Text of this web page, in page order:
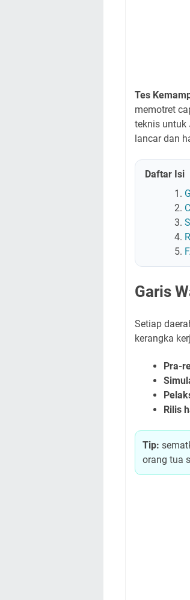
Tes
memotret
teknis untuk
lancar dan
Daftar Isi
Garis
Setiap
kerangka
Pra-
Rilis
Tip:
orang tua